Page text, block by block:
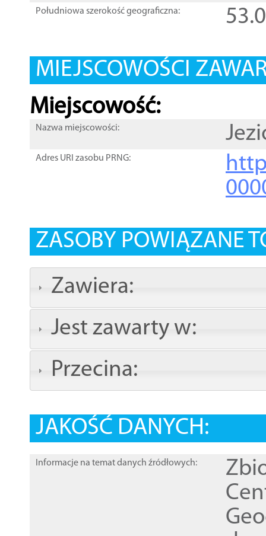
Południowa szerokość geograficzna:
MIEJSCOWOŚCI
Miejscowość:
Nazwa miejscowości:
Adres URI zasobu PRNG:
ZASOBY POWIĄZANE
Zawiera:
Jest zawarty w:
Przecina:
JAKOŚĆ DANYCH:
Informacje na temat danych źródłowych: